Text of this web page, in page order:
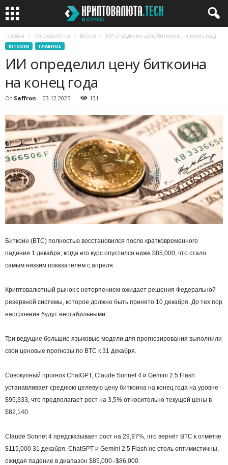
Главная Cryptocurrency Bitcoin ИИ определил цену биткоина на конец года
BITCOIN ГЛАВНОЕ
ИИ определил цену биткоина
на конец года
От Saffron - 03.12.2025 131
Биткоин (BTC) полностью восстановился после кратковременного
падения 1 декабря, когда его курс опустился ниже $85,000, что стало
самым низким показателем с апреля.
Криптовалютный рынок с нетерпением ожидает решения Федеральной
резервной системы, которое должно быть принято 10 декабря. До тех пор
настроения будут нестабильными.
Три ведущие большие языковые модели для прогнозирования выполнили
свои ценовые прогнозы по BTC к 31 декабря.
Совокупный прогноз ChatGPT, Claude Sonnet 4 и Gemini 2.5 Flash
устанавливает среднюю целевую цену биткоина на конец года на уровне
$95,333, что предполагает рост на 3,5% относительно текущей цены в
$82,140.
Claude Sonnet 4 предсказывает рост на 29,97%, что вернёт BTC к отметке
$115,000 31 декабря. ChatGPT и Gemini 2.5 Flash не столь оптимистичны,
ожидая падение в диапазон $85,000–$86,000.